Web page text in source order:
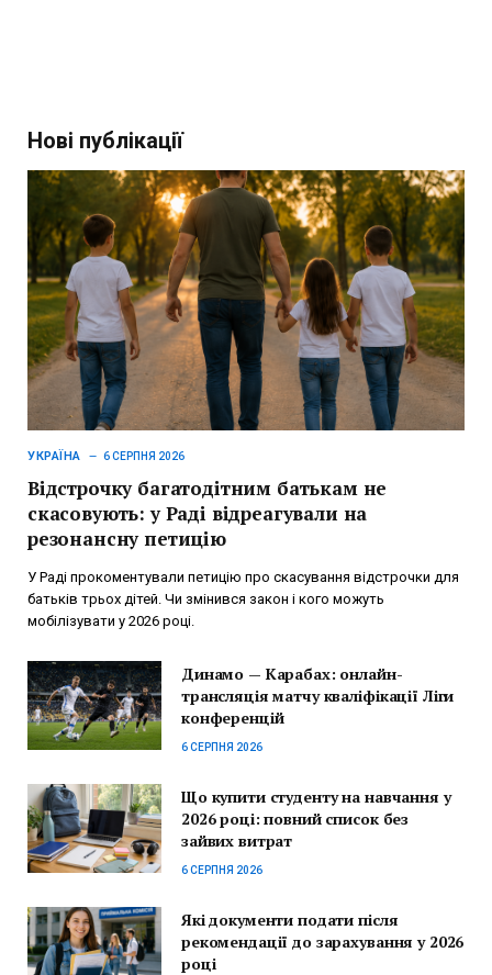
Нові публікації
УКРАЇНА 6 СЕРПНЯ 2026
Відстрочку багатодітним батькам не
скасовують: у Раді відреагували на
резонансну петицію
У Раді прокоментували петицію про скасування відстрочки для
батьків трьох дітей. Чи змінився закон і кого можуть
мобілізувати у 2026 році.
Динамо — Карабах: онлайн-
трансляція матчу кваліфікації Ліги
конференцій
6 СЕРПНЯ 2026
Що купити студенту на навчання у
2026 році: повний список без
зайвих витрат
6 СЕРПНЯ 2026
Які документи подати після
рекомендації до зарахування у 2026
році